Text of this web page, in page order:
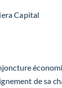
Capital
de sa